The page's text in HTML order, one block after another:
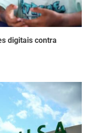
digitais contra